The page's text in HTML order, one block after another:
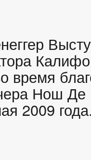
время
Нош
2009